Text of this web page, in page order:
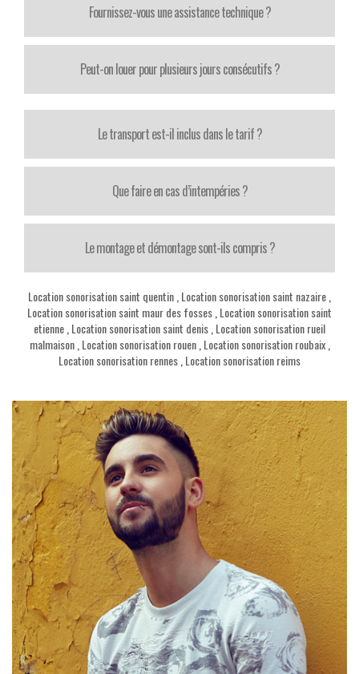
Fournissez-vous une assistance technique ?
Peut-on louer pour plusieurs jours consécutifs ?
Le transport est-il inclus dans le tarif ?
Que faire en cas d’intempéries ?
Le montage et démontage sont-ils compris ?
Location sonorisation saint quentin Location sonorisation saint nazaire
Location sonorisation saint maur des fosses Location sonorisation saint
etienne Location sonorisation saint denis Location sonorisation rueil
malmaison, Location sonorisation rouen, Location sonorisation roubaix,
Location sonorisation rennes Location sonorisation reims